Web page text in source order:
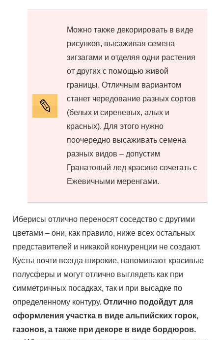
Можно также декорировать в виде
рисунков, высаживая семена
зигзагами и отделяя одни растения
от других с помощью живой
границы. Отличным вариантом
станет чередование разных сортов
(белых и сиреневых, алых и
красных). Для этого нужно
поочередно высаживать семена
разных видов – допустим
Гранатовый лед красиво сочетать с
Ежевичными меренгами.
Иберисы отлично переносят соседство с другими
цветами – они, как правило, ниже всех остальных
представителей и никакой конкуренции не создают.
Кусты почти всегда широкие, напоминают красивые
полусферы и могут отлично выглядеть как при
симметричных посадках, так и при высадке по
определенному контуру.Отлично подойдут для
оформления участка в виде альпийских горок,
газонов, а также при декоре в виде бордюров.